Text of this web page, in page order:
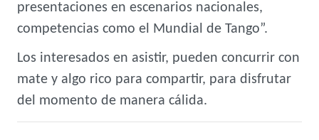
presentaciones en escenarios nacionales,
competencias como el Mundial de Tango”.
Los interesados en asistir, pueden concurrir con
mate y algo rico para compartir, para disfrutar
del momento de manera cálida.